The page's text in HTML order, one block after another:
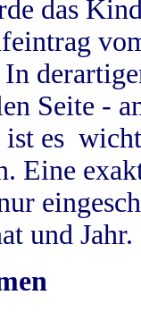
das
Seite -
es
Eine
und Jahr.